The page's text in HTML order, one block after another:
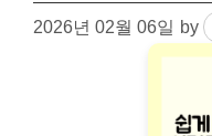
2026년 02월 06일 by